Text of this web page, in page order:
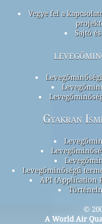
Vegye fel a
Sajtó
Gyakran
Levegőminőségű
API (Application
©
A World Air